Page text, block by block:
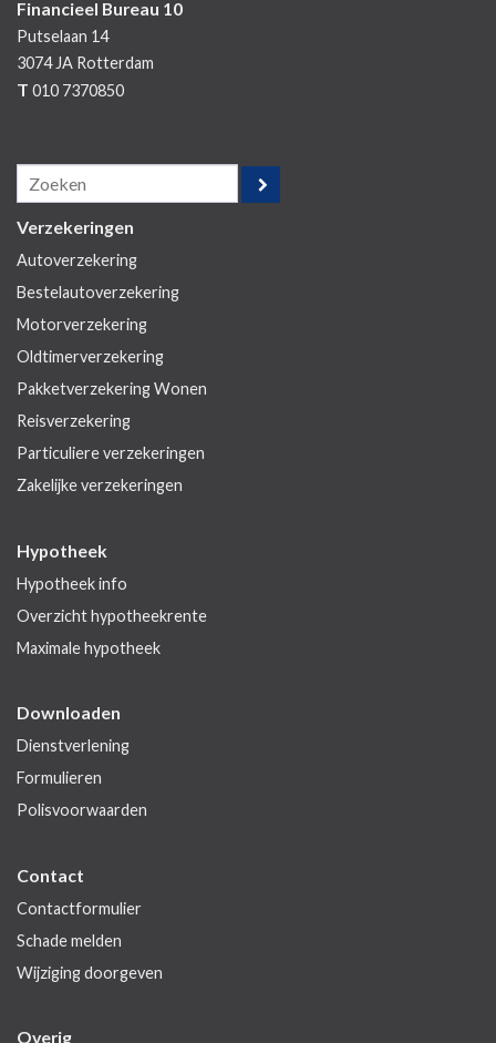
Financieel Bureau 10
Putselaan 14
3074 JA Rotterdam
T 010 7370850
Verzekeringen
Autoverzekering
Bestelautoverzekering
Motorverzekering
Oldtimerverzekering
Pakketverzekering Wonen
Reisverzekering
Particuliere verzekeringen
Zakelijke verzekeringen
Hypotheek
Hypotheek info
Overzicht hypotheekrente
Maximale hypotheek
Downloaden
Dienstverlening
Formulieren
Polisvoorwaarden
Contact
Contactformulier
Schade melden
Wijziging doorgeven
Overig